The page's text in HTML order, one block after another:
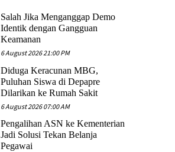
Salah Jika Menganggap Demo
Identik dengan Gangguan
Keamanan
6 August 2026 21:00 PM
Diduga Keracunan MBG,
Puluhan Siswa di Depapre
Dilarikan ke Rumah Sakit
6 August 2026 07:00 AM
Pengalihan ASN ke Kementerian
Jadi Solusi Tekan Belanja
Pegawai